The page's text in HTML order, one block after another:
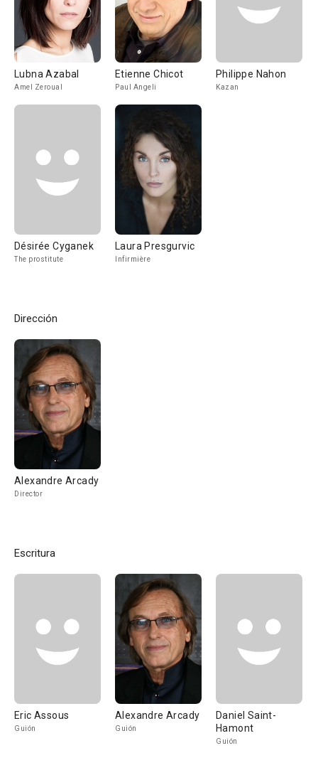
Lubna Azabal
Amel Zeroual
Etienne Chicot
Paul Angeli
Philippe Nahon
Kazan
Désirée Cyganek
The prostitute
Laura Presgurvic
Infirmière
Dirección
Alexandre Arcady
Director
Escritura
Eric Assous
Guión
Alexandre Arcady
Guión
Daniel Saint-
Hamont
Guión